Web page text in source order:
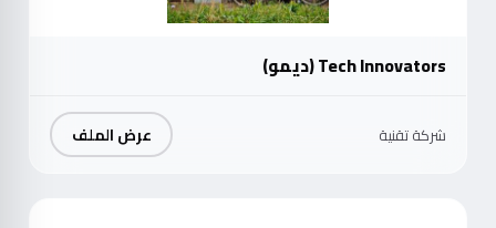
Tech Innovators (ديمو)
شركة تقنية عرض الملف